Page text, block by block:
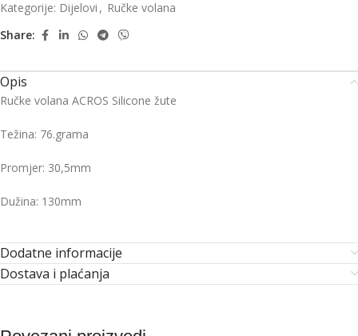
Kategorije: Dijelovi , Ručke volana
Share:
Opis
Ručke volana ACROS Silicone žute
Težina: 76.grama
Promjer: 30,5mm
Dužina: 130mm
Dodatne informacije
Dostava i plaćanja